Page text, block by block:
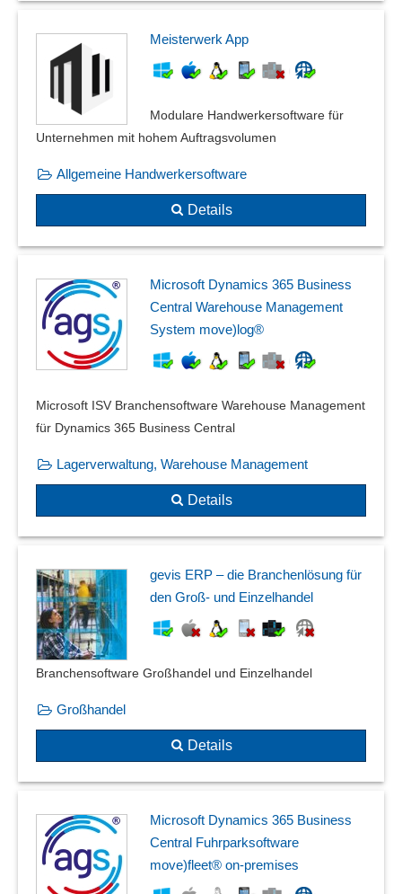
Meisterwerk App
Modulare Handwerkersoftware für
Unternehmen mit hohem Auftragsvolumen
Allgemeine Handwerkersoftware
Details
Microsoft Dynamics 365 Business
Central Warehouse Management
System move)log®
Microsoft ISV Branchensoftware Warehouse Management
für Dynamics 365 Business Central
Lagerverwaltung, Warehouse Management
Details
gevis ERP – die Branchenlösung für
den Groß- und Einzelhandel
Branchensoftware Großhandel und Einzelhandel
Großhandel
Details
Microsoft Dynamics 365 Business
Central Fuhrparksoftware
move)fleet® on-premises